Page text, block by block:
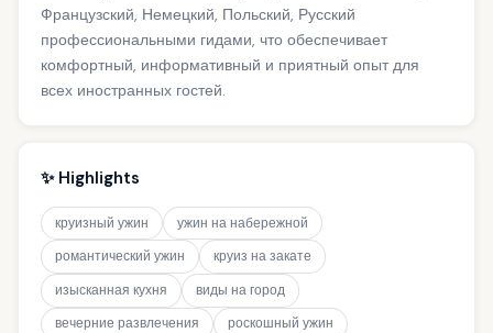
Французский, Немецкий, Польский, Русский
профессиональными гидами, что обеспечивает
комфортный, информативный и приятный опыт для
всех иностранных гостей.
✨ Highlights
круизный ужин
ужин на набережной
романтический ужин
круиз на закате
изысканная кухня
виды на город
вечерние развлечения
роскошный ужин